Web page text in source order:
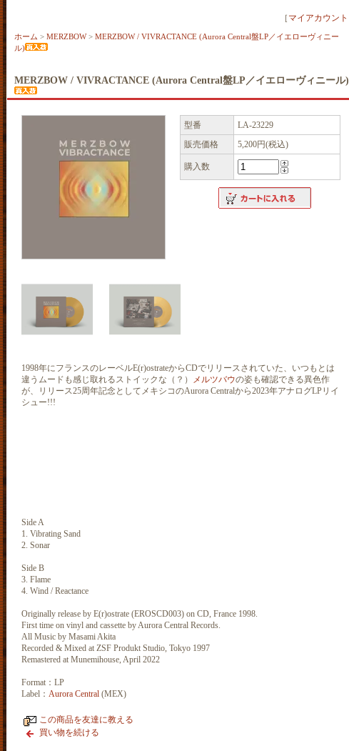
［ マイアカウント
ホーム > MERZBOW> MERZBOW / VIVRACTANCE (Aurora Central盤LP／イエローヴィニー
ル)
MERZBOW / VIVRACTANCE (Aurora Central盤LP／イエローヴィニール)
型番
LA-23229
販売価格
5,200円(税込)
購入数
1998年にフランスのレーベルE(r)ostrateからCDでリリースされていた、いつもとは
違うムードも感じ取れるストイックな（？）
メルツバウの姿も確認できる異色作
が、リリース25周年記念としてメキシコのAurora Centralから2023年アナログLPリイ
シュー!!!
Side A
1. Vibrating Sand
2. Sonar
Side B
3. Flame
4. Wind / Reactance
Originally release by E(r)ostrate (EROSCD003) on CD, France 1998.
First time on vinyl and cassette by Aurora Central Records.
All Music by Masami Akita
Recorded & Mixed at ZSF Produkt Studio, Tokyo 1997
Remastered at Munemihouse, April 2022
Format：LP
Label： Aurora Central (MEX)
この商品を友達に教える
買い物を続ける